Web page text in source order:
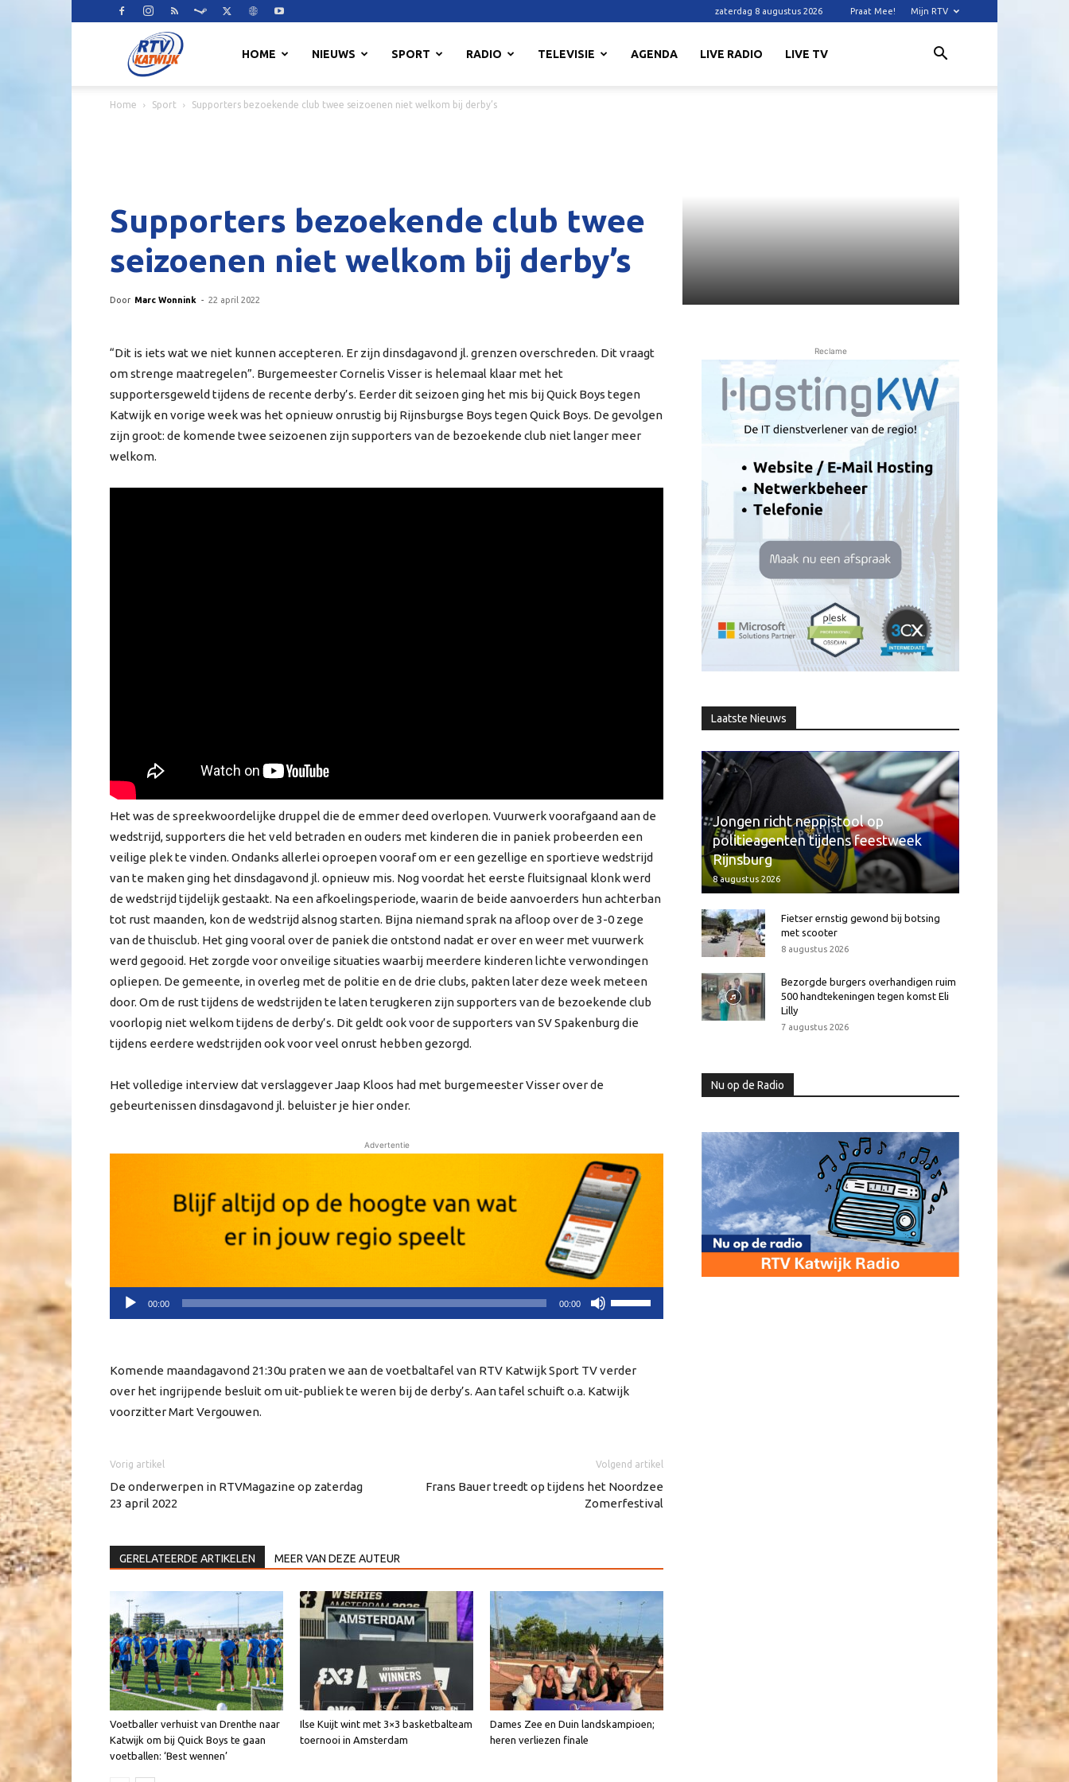
zaterdag 8 augustus 2026 Praat Mee! Mijn RTV
HOME NIEUWS SPORT RADIO TELEVISIE AGENDA LIVE RADIO LIVE TV
Home Sport Supporters bezoekende club twee seizoenen niet welkom bij derby’s
Supporters bezoekende club twee
seizoenen niet welkom bij derby’s
Door Marc Wonnink - 22 april 2022
“Dit is iets wat we niet kunnen accepteren. Er zijn dinsdagavond jl. grenzen overschreden. Dit vraagt
om strenge maatregelen”. Burgemeester Cornelis Visser is helemaal klaar met het
supportersgeweld tijdens de recente derby’s. Eerder dit seizoen ging het mis bij Quick Boys tegen
Katwijk en vorige week was het opnieuw onrustig bij Rijnsburgse Boys tegen Quick Boys. De gevolgen
zijn groot: de komende twee seizoenen zijn supporters van de bezoekende club niet langer meer
welkom.
Het was de spreekwoordelijke druppel die de emmer deed overlopen. Vuurwerk voorafgaand aan de
wedstrijd, supporters die het veld betraden en ouders met kinderen die in paniek probeerden een
veilige plek te vinden. Ondanks allerlei oproepen vooraf om er een gezellige en sportieve wedstrijd
van te maken ging het dinsdagavond jl. opnieuw mis. Nog voordat het eerste fluitsignaal klonk werd
de wedstrijd tijdelijk gestaakt. Na een afkoelingsperiode, waarin de beide aanvoerders hun achterban
tot rust maanden, kon de wedstrijd alsnog starten. Bijna niemand sprak na afloop over de 3-0 zege
van de thuisclub. Het ging vooral over de paniek die ontstond nadat er over en weer met vuurwerk
werd gegooid. Het zorgde voor onveilige situaties waarbij meerdere kinderen lichte verwondingen
opliepen. De gemeente, in overleg met de politie en de drie clubs, pakten later deze week meteen
door. Om de rust tijdens de wedstrijden te laten terugkeren zijn supporters van de bezoekende club
voorlopig niet welkom tijdens de derby’s. Dit geldt ook voor de supporters van SV Spakenburg die
tijdens eerdere wedstrijden ook voor veel onrust hebben gezorgd.
Het volledige interview dat verslaggever Jaap Kloos had met burgemeester Visser over de
gebeurtenissen dinsdagavond jl. beluister je hier onder.
Advertentie
Audiospeler
00:00 00:00
Omhoog/Omlaag
het
volume
of
te
verlagen.
Komende maandagavond 21:30u praten we aan de voetbaltafel van RTV Katwijk Sport TV verder
over het ingrijpende besluit om uit-publiek te weren bij de derby’s. Aan tafel schuift o.a. Katwijk
voorzitter Mart Vergouwen.
Vorig artikel
De onderwerpen in RTVMagazine op zaterdag
23 april 2022
Volgend artikel
Frans Bauer treedt op tijdens het Noordzee
Zomerfestival
GERELATEERDE ARTIKELEN MEER VAN DEZE AUTEUR
Voetballer verhuist van Drenthe naar
Katwijk om bij Quick Boys te gaan
voetballen: ‘Best wennen’
Ilse Kuijt wint met 3×3 basketbalteam
toernooi in Amsterdam
Dames Zee en Duin landskampioen;
heren verliezen finale
Reclame
Laatste Nieuws
Jongen richt neppistool op
politieagenten tijdens feestweek
Rijnsburg
8 augustus 2026
Fietser ernstig gewond bij botsing
met scooter
8 augustus 2026
Bezorgde burgers overhandigen ruim
500 handtekeningen tegen komst Eli
Lilly
7 augustus 2026
Nu op de Radio